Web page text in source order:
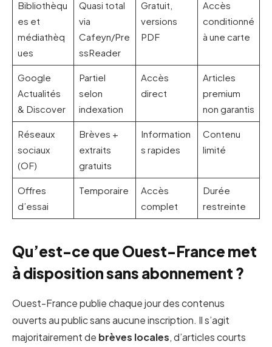
Bibliothèqu
es et
médiathèq
ues
Quasi total
via
Cafeyn/Pre
ssReader
Gratuit,
versions
PDF
Accès
conditionné
à une carte
Google
Actualités
& Discover
Partiel
selon
indexation
Accès
direct
Articles
premium
non garantis
Réseaux
sociaux
(OF)
Brèves +
extraits
gratuits
Information
s rapides
Contenu
limité
Offres
d’essai
Temporaire
Accès
complet
Durée
restreinte
Qu’est-ce que Ouest-France met
à disposition sans abonnement ?
Ouest-France publie chaque jour des contenus
ouverts au public sans aucune inscription. Il s’agit
majoritairement de brèves locales, d’articles courts